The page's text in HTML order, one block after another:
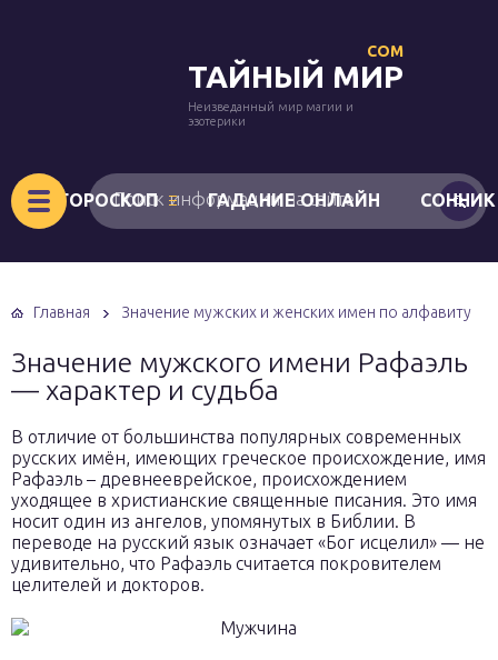
ТАЙНЫЙ МИР
COM
Неизведанный мир магии и
эзотерики
ГОРОСКОП ГАДАНИЕ ОНЛАЙН СОННИК
Главная Значение мужских и женских имен по алфавиту
Значение мужского имени Рафаэль
— характер и судьба
В отличие от большинства популярных современных
русских имён, имеющих греческое происхождение, имя
Рафаэль – древнееврейское, происхождением
уходящее в христианские священные писания. Это имя
носит один из ангелов, упомянутых в Библии. В
переводе на русский язык означает «Бог исцелил» — не
удивительно, что Рафаэль считается покровителем
целителей и докторов.